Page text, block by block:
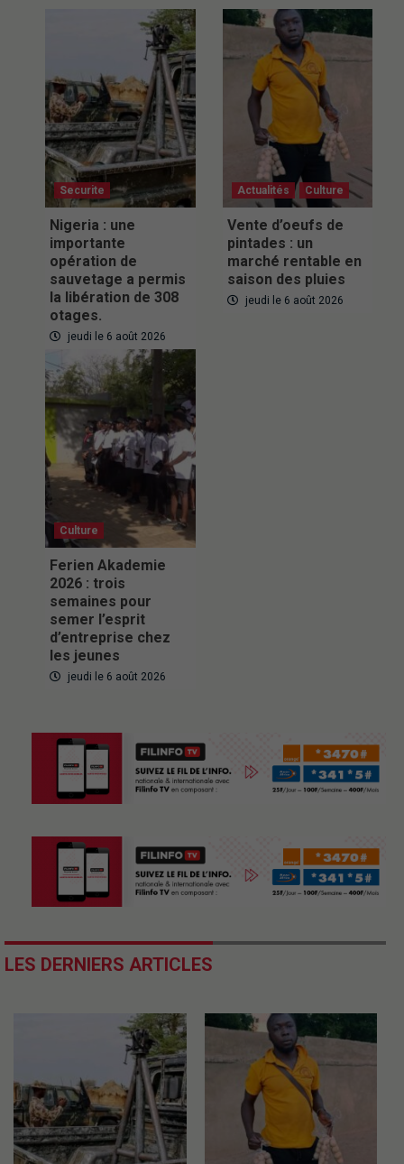
Securite
Nigeria : une
importante
opération de
sauvetage a permis
la libération de 308
otages.
jeudi le 6 août 2026
Actualités Culture
Vente d’oeufs de
pintades : un
marché rentable en
saison des pluies
jeudi le 6 août 2026
Culture
Ferien Akademie
2026 : trois
semaines pour
semer l’esprit
d’entreprise chez
les jeunes
jeudi le 6 août 2026
LES DERNIERS ARTICLES